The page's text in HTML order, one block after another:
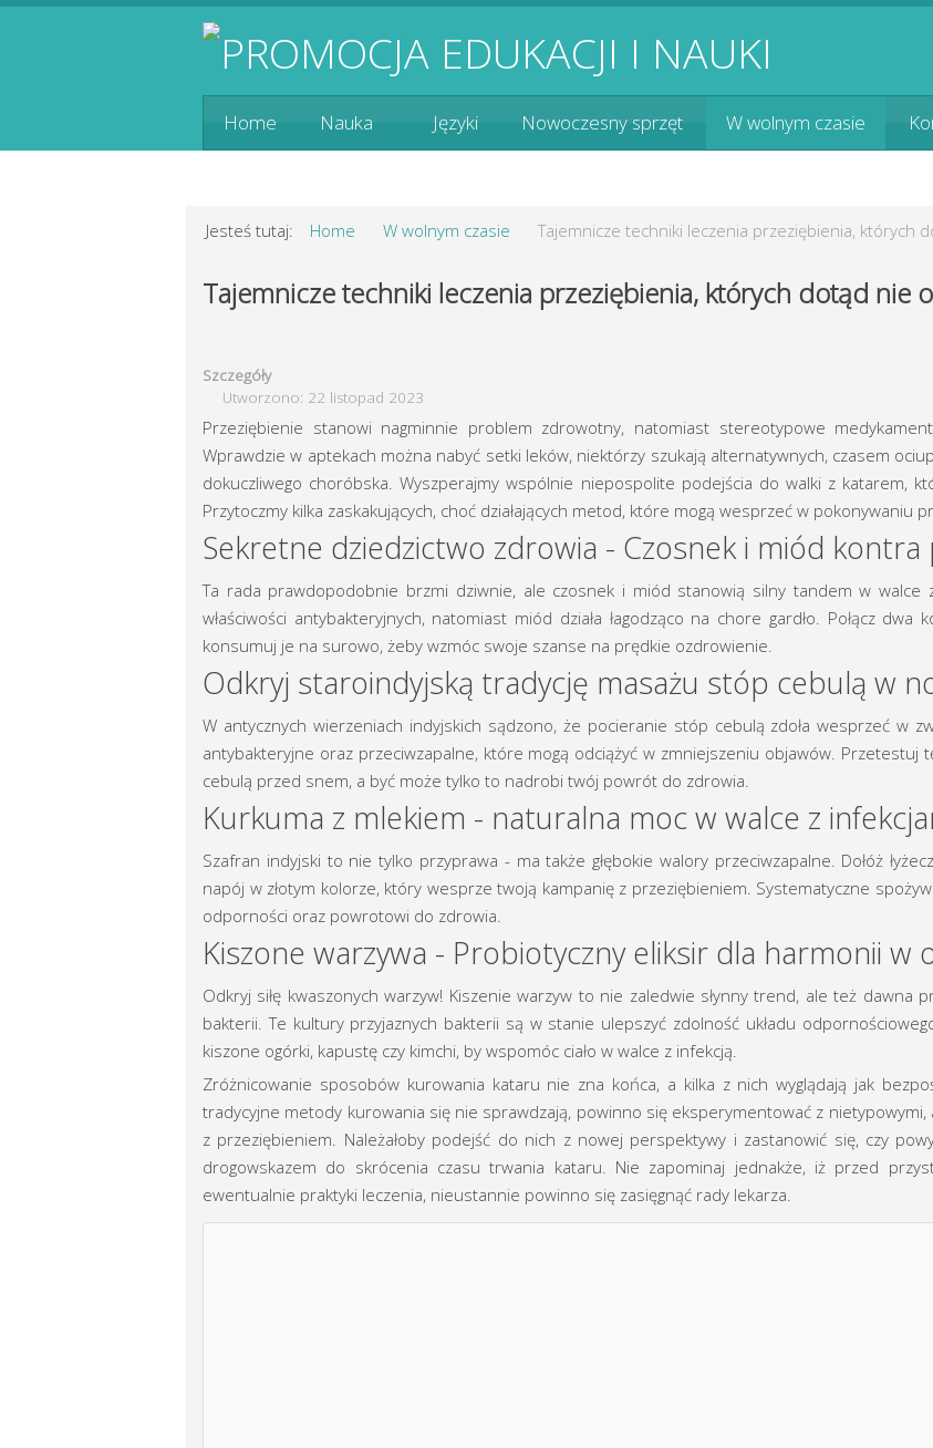
Home Nauka Języki Nowoczesny sprzęt W wolnym czasie
Jesteś tutaj: Home W wolnym czasie Tajemnicze techniki leczenia przeziębienia, których
Tajemnicze techniki leczenia przeziębienia, których dotąd nie
Szczegóły
Utworzono: 22 listopad 2023
Przeziębienie stanowi nagminnie problem zdrowotny, natomiast stereotypowe
Wprawdzie w aptekach można nabyć setki leków, niektórzy szukają alternatywnych, czasem
dokuczliwego choróbska. Wyszperajmy wspólnie niepospolite podejścia do walki z katarem,
Przytoczmy kilka zaskakujących, choć działających metod, które mogą wesprzeć w pokonywaniu
Sekretne dziedzictwo zdrowia - Czosnek i miód kontra
Ta rada prawdopodobnie brzmi dziwnie, ale czosnek i miód stanowią silny tandem w
właściwości antybakteryjnych, natomiast miód działa łagodząco na chore gardło. Połącz
konsumuj je na surowo, żeby wzmóc swoje szanse na prędkie ozdrowienie.
Odkryj staroindyjską tradycję masażu stóp cebulą w
W antycznych wierzeniach indyjskich sądzono, że pocieranie stóp cebulą zdoła wesprzeć w
antybakteryjne oraz przeciwzapalne, które mogą odciążyć w zmniejszeniu objawów. Przetestuj
cebulą przed snem, a być może tylko to nadrobi twój powrót do zdrowia.
Kurkuma z mlekiem - naturalna moc w walce z
Szafran indyjski to nie tylko przyprawa - ma także głębokie walory przeciwzapalne. Dołóż
napój w złotym kolorze, który wesprze twoją kampanię z przeziębieniem. Systematyczne
odporności oraz powrotowi do zdrowia.
Kiszone warzywa - Probiotyczny eliksir dla harmonii w
Odkryj siłę kwaszonych warzyw! Kiszenie warzyw to nie zaledwie słynny trend, ale też dawna
bakterii. Te kultury przyjaznych bakterii są w stanie ulepszyć zdolność układu
kiszone ogórki, kapustę czy kimchi, by wspomóc ciało w walce z infekcją.
Zróżnicowanie sposobów kurowania kataru nie zna końca, a kilka z nich wyglądają jak
tradycyjne metody kurowania się nie sprawdzają, powinno się eksperymentować z
z przeziębieniem. Należałoby podejść do nich z nowej perspektywy i zastanowić się, czy
drogowskazem do skrócenia czasu trwania kataru. Nie zapominaj jednakże, iż przed
ewentualnie praktyki leczenia, nieustannie powinno się zasięgnąć rady lekarza.